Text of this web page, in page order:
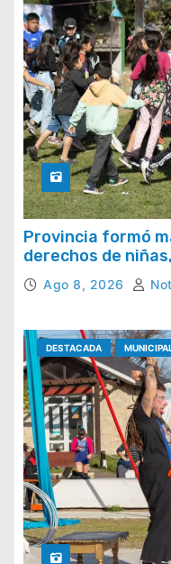
Provincia formó
derechos de
Ago 8, 2026
DESTACADA